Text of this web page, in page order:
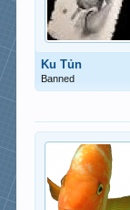
Ku Tủn
Banned